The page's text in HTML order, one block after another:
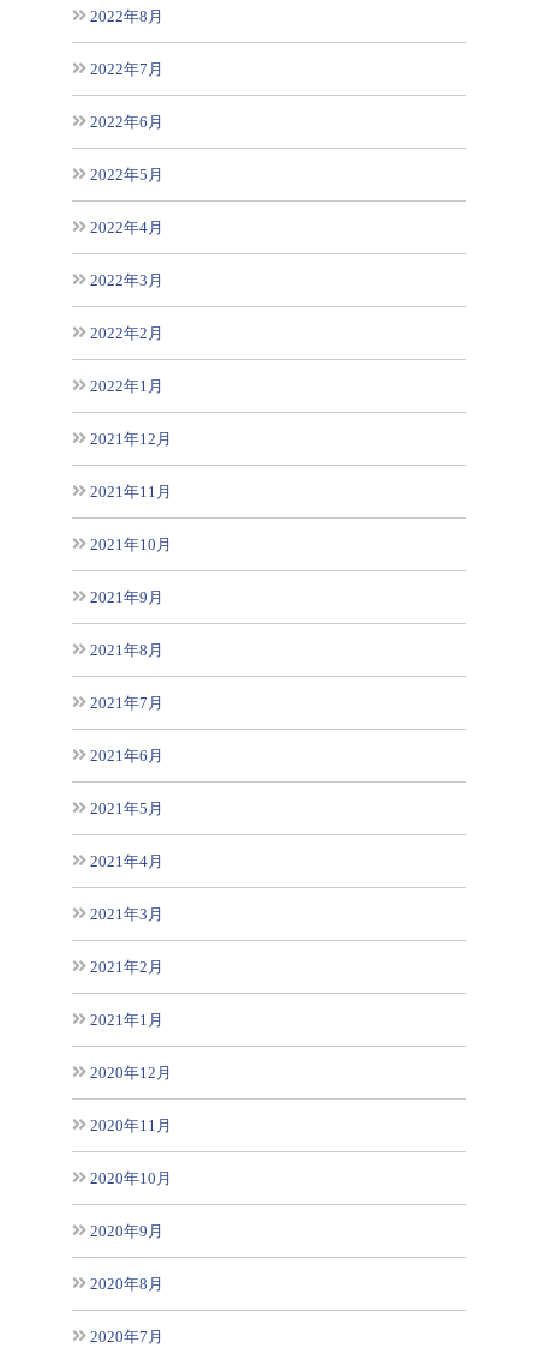
2022年8月
2022年7月
2022年6月
2022年5月
2022年4月
2022年3月
2022年2月
2022年1月
2021年12月
2021年11月
2021年10月
2021年9月
2021年8月
2021年7月
2021年6月
2021年5月
2021年4月
2021年3月
2021年2月
2021年1月
2020年12月
2020年11月
2020年10月
2020年9月
2020年8月
2020年7月